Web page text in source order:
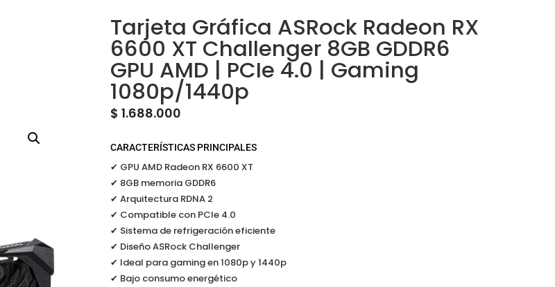
Tarjeta Gráfica ASRock Radeon RX
6600 XT Challenger 8GB GDDR6
GPU AMD | PCIe 4.0 | Gaming
1080p/1440p
$ 1.688.000
CARACTERÍSTICAS PRINCIPALES
✔ GPU AMD Radeon RX 6600 XT
✔ 8GB memoria GDDR6
✔ Arquitectura RDNA 2
✔ Compatible con PCIe 4.0
✔ Sistema de refrigeración eficiente
✔ Diseño ASRock Challenger
✔ Ideal para gaming en 1080p y 1440p
✔ Bajo consumo energético